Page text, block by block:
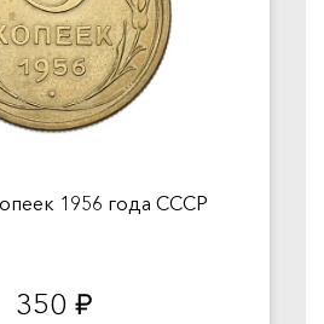
1956 года СССР
350 руб.